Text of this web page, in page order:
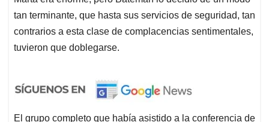
tan terminante, que hasta sus servicios de seguridad, tan
contrarios a esta clase de complacencias sentimentales,
tuvieron que doblegarse.
El grupo completo que había asistido a la conferencia de